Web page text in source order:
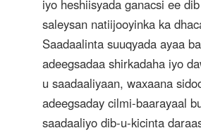
iyo heshiisyada ganacsi ee
saleysan natiijooyinka ka
Saadaalinta suuqyada ayaa
adeegsadaa shirkadaha iyo
u saadaaliyaan, waxaana
adeegsaday cilmi-baarayaal
saadaaliyo dib-u-kicinta